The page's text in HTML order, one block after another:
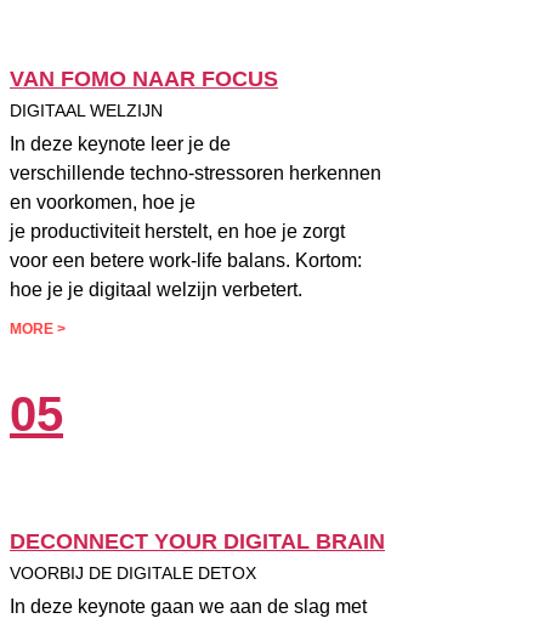
VAN FOMO NAAR FOCUS
DIGITAAL WELZIJN
In deze keynote leer je de
verschillende techno-stressoren herkennen
en voorkomen, hoe je
je productiviteit herstelt, en hoe je zorgt
voor een betere work-life balans. Kortom:
hoe je je digitaal welzijn verbetert.
MORE >
05
DECONNECT YOUR DIGITAL BRAIN
VOORBIJ DE DIGITALE DETOX
In deze keynote gaan we aan de slag met